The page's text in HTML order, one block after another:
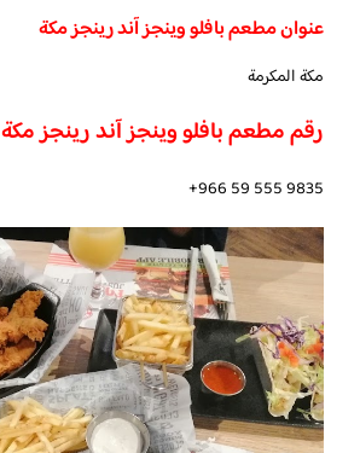
عنوان مطعم بافلو وينجز آند رينجز مكة
مكة المكرمة
رقم مطعم بافلو وينجز آند رينجز مكة